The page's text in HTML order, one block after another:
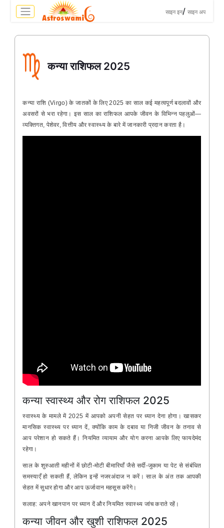
साइन इन/ साइन अप
कन्या राशिफल 2025
कन्या राशि (Virgo) के जातकों के लिए 2025 का साल कई महत्वपूर्ण बदलावों और
अवसरों से भरा रहेगा। इस साल का राशिफल आपके जीवन के विभिन्न पहलुओं—
व्यक्तिगत, पेशेवर, वित्तीय और स्वास्थ्य के बारे में जानकारी प्रदान करता है।
कन्या स्वास्थ्य और रोग राशिफल 2025
स्वास्थ्य के मामले में 2025 में आपको अपनी सेहत पर ध्यान देना होगा। खासकर
मानसिक स्वास्थ्य पर ध्यान दें, क्योंकि काम के दबाव या निजी जीवन के तनाव से
आप परेशान हो सकते हैं। नियमित व्यायाम और योग करना आपके लिए फायदेमंद
रहेगा।
साल के शुरुआती महीनों में छोटी-मोटी बीमारियाँ जैसे सर्दी-जुकाम या पेट से संबंधित
समस्याएँ हो सकती हैं, लेकिन इन्हें नजरअंदाज न करें। साल के अंत तक आपकी
सेहत में सुधार होगा और आप ऊर्जावान महसूस करेंगे।
सलाह: अपने खानपान पर ध्यान दें और नियमित स्वास्थ्य जांच कराते रहें।
कन्या जीवन और खुशी राशिफल 2025